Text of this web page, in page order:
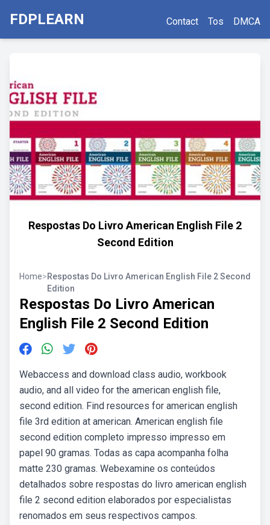
FDPLEARN Contact Tos DMCA
Respostas Do Livro American English File 2
Second Edition
Home>Respostas Do Livro American English File 2 Second
Edition
Respostas Do Livro American
English File 2 Second Edition
Webaccess and download class audio, workbook
audio, and all video for the american english file,
second edition. Find resources for american english
file 3rd edition at american. American english file
second edition completo impresso impresso em
papel 90 gramas. Todas as capa acompanha folha
matte 230 gramas. Webexamine os conteúdos
detalhados sobre respostas do livro american english
file 2 second edition elaborados por especialistas
renomados em seus respectivos campos.